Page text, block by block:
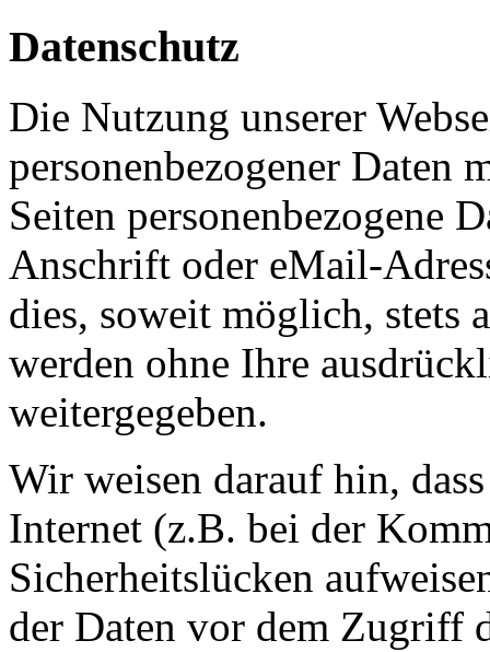
Datenschutz
Die Nutzung unserer
personenbezogener Daten
Seiten personenbezogene
Anschrift oder eMail-
dies, soweit möglich, stets
werden ohne Ihre
weitergegeben.
Wir weisen darauf hin,
Internet (z.B. bei der
Sicherheitslücken
der Daten vor dem Zugriff